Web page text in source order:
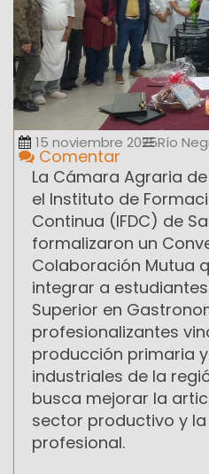
15 noviembre 2025Río
Comentar
La Cámara Agraria
el Instituto de
Continua (IFDC) de
formalizaron un
Colaboración Mutua
integrar a
Superior en
profesionalizantes
producción primaria
industriales de la
busca mejorar la
sector productivo y
profesional.